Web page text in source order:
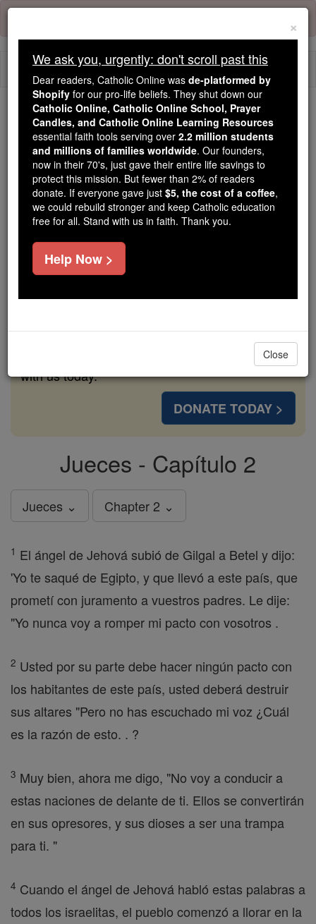
Skip
content
Because of You, 2.2 Million
Students Are Being Formed in the
Faith
Because of generous supporters like you,
Catholic Online School has already delivered
free, faithful Catholic education to over 2.2
million students across 193 countries. In an age
of noise and algorithms, you are helping form
souls with truth, prayer, Scripture, and Christ.
If everyone who reads this gave just $5 — the
families and keep this life-changing formation
free for all. Be Courageous. Be Catholic. Stand
with us today.
DONATE TODAY >
Jueces - Capítulo 2
Jueces ⌄ Chapter 2 ⌄
1 El ángel de Jehová subió de Gilgal a Betel y dijo:
'Yo te saqué de Egipto, y que llevó a este país, que
prometí con juramento a vuestros padres. Le dije:
"Yo nunca voy a romper mi pacto con vosotros .
2 Usted por su parte debe hacer ningún pacto con
los habitantes de este país, usted deberá destruir
sus altares "Pero no has escuchado mi voz ¿Cuál
es la razón de esto. . ?
3 Muy bien, ahora me digo, "No voy a conducir a
estas naciones de delante de ti. Ellos se convertirán
en sus opresores, y sus dioses a ser una trampa
para ti. "
4 Cuando el ángel de Jehová habló estas palabras a
todos los israelitas, el pueblo comenzó a llorar en la
×
We ask you, urgently: don't scroll past this
Dear readers, Catholic Online was de-platformed by
Shopify for our pro-life beliefs. They shut down our
Catholic Online, Catholic Online School, Prayer
Candles, and Catholic Online Learning Resources
essential faith tools serving over 2.2 million students
and millions of families worldwide. Our founders,
now in their 70's, just gave their entire life savings to
protect this mission. But fewer than 2% of readers
donate. If everyone gave just $5, the cost of a coffee,
we could rebuild stronger and keep Catholic education
free for all. Stand with us in faith. Thank you.
Help Now >
Close